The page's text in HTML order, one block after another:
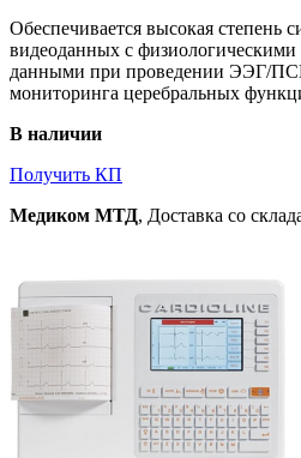
Обеспечивается высокая степень
видеоданных с
данными при проведении ЭЭГ/
мониторинга церебральных
В наличии
Получить КП
Медиком МТД, Доставка со